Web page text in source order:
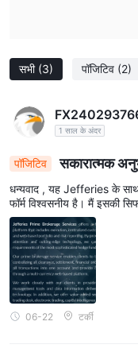
सभी (3) पॉजिटिव (2)
1 साल के अंदर
पॉजिटिव सकारात्मक
धन्यवाद , यह Jefferies के
फॉर्म विश्वसनीय है। मैं इसकी
06-22 टर्की